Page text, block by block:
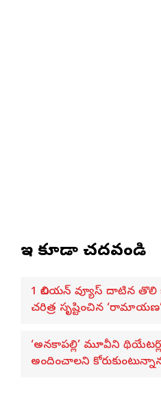
ఇవి కూడా చదవండి
1 బిలియన్ వ్యూస్ దాటిన
చరిత్ర సృష్టించిన
‘అనకాపల్లి’ మూవీని
అందించాలని